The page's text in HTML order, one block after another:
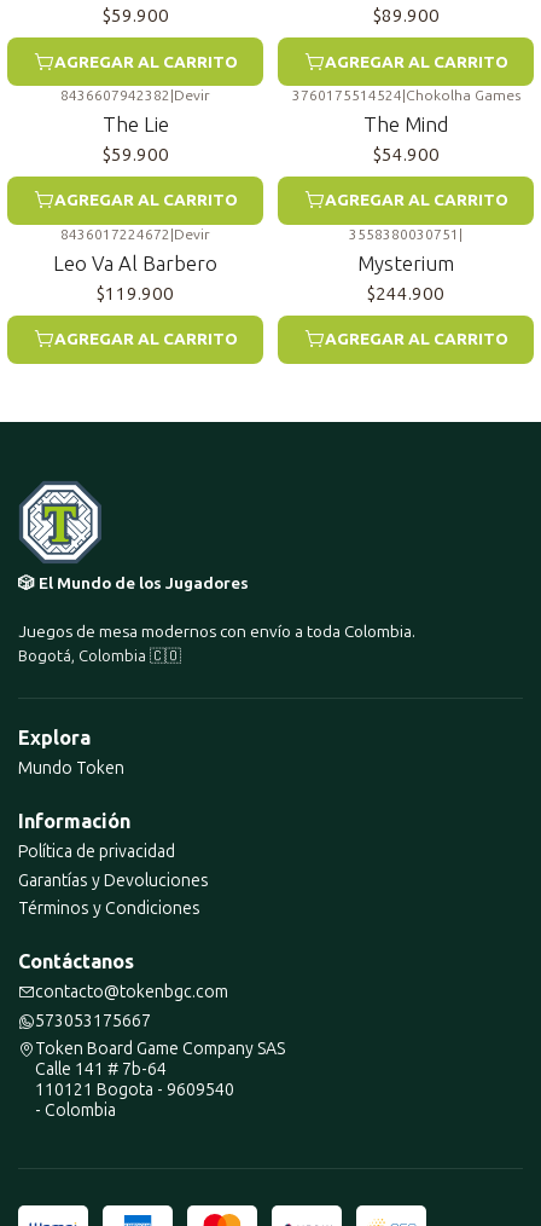
$59.900
AGREGAR AL CARRITO
$89.900
AGREGAR AL CARRITO
8436607942382 Devir
The Lie
$59.900
AGREGAR AL CARRITO
3760175514524 Chokolha Games
The Mind
$54.900
AGREGAR AL CARRITO
8436017224672 Devir
Leo Va Al Barbero
$119.900
AGREGAR AL CARRITO
3558380030751
Mysterium
$244.900
AGREGAR AL CARRITO
🎲 El Mundo de los Jugadores
Juegos de mesa modernos con envío a toda Colombia.
Bogotá, Colombia 🇨🇴
Explora
Mundo Token
Información
Política de privacidad
Garantías y Devoluciones
Términos y Condiciones
Contáctanos
contacto@tokenbgc.com
573053175667
Token Board Game Company SAS
Calle 141 # 7b-64
110121 Bogota - 9609540
- Colombia